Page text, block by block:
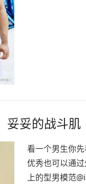
妥妥的战斗肌
看一个男生你
优秀也可以通
上的型男模范